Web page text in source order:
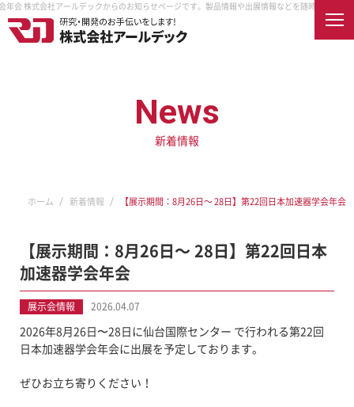
会 株式会社アールデックからのお知らせページです。製品情報や出展情報などを随時配信しま
English
会社案内
取扱メーカー
アクセス
製品紹介
オンラインショップ
真空とは
採用情報
RDECで働く
FAQ
新着情報
News
新着情報
ホーム 新着情報 【展示期間：8月26日～ 28日】第22回日本加速器学会年会
【展示期間：8月26日～ 28日】第22回日本
加速器学会年会
展示会情報 2026.04.07
2026年8月26日〜28日に仙台国際センター で行われる第22回
日本加速器学会年会に出展を予定しております。
ぜひお立ち寄りください！